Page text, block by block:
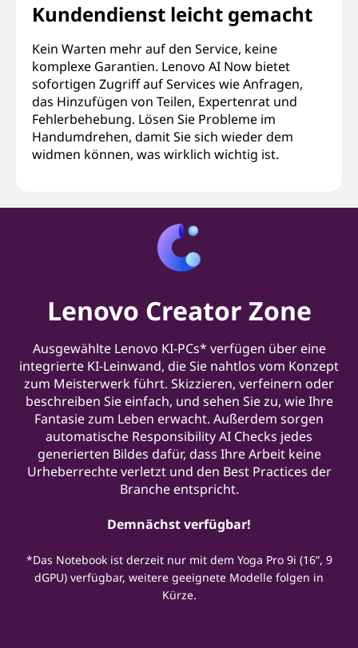
Kundendienst leicht gemacht
Kein Warten mehr auf den Service, keine
komplexe Garantien. Lenovo AI Now bietet
sofortigen Zugriff auf Services wie Anfragen,
das Hinzufügen von Teilen, Expertenrat und
Fehlerbehebung. Lösen Sie Probleme im
Handumdrehen, damit Sie sich wieder dem
widmen können, was wirklich wichtig ist.
Lenovo Creator Zone
Ausgewählte Lenovo KI-PCs* verfügen über eine
integrierte KI-Leinwand, die Sie nahtlos vom Konzept
zum Meisterwerk führt. Skizzieren, verfeinern oder
beschreiben Sie einfach, und sehen Sie zu, wie Ihre
Fantasie zum Leben erwacht. Außerdem sorgen
automatische Responsibility AI Checks jedes
generierten Bildes dafür, dass Ihre Arbeit keine
Urheberrechte verletzt und den Best Practices der
Branche entspricht.
Demnächst verfügbar!
*Das Notebook ist derzeit nur mit dem Yoga Pro 9i (16”, 9
dGPU) verfügbar, weitere geeignete Modelle folgen in
Kürze.